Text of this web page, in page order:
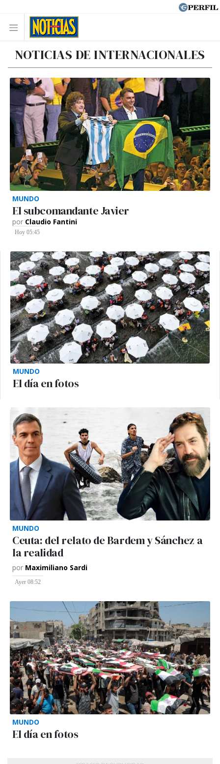
NOTICIAS DE INTERNACIONALES
MUNDO
El subcomandante Javier
por Claudio Fantini
Hoy 05:45
MUNDO
El día en fotos
MUNDO
Ceuta: del relato de Bardem y Sánchez a
la realidad
por Maximiliano Sardi
Ayer 08:52
MUNDO
El día en fotos